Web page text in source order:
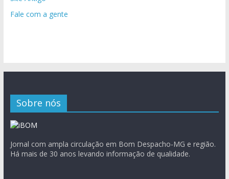
Fale com a gente
Sobre nós
Jornal com ampla circulação em Bom Despacho-MG e região.
Há mais de 30 anos levando informação de qualidade.